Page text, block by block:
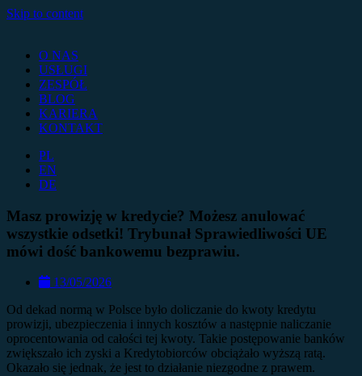
Skip to content
O NAS
USŁUGI
ZESPÓŁ
BLOG
KARIERA
KONTAKT
PL
EN
DE
Masz prowizję w kredycie? Możesz anulować
wszystkie odsetki! Trybunał Sprawiedliwości UE
mówi dość bankowemu bezprawiu.
13/05/2026
Od dekad normą w Polsce było doliczanie do kwoty kredytu
prowizji, ubezpieczenia i innych kosztów a następnie naliczanie
oprocentowania od całości tej kwoty. Takie postępowanie banków
zwiększało ich zyski a Kredytobiorców obciążało wyższą ratą.
Okazało się jednak, że jest to działanie niezgodne z prawem.